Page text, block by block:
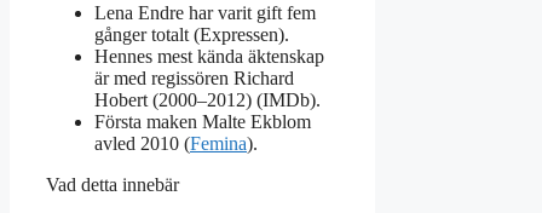
Lena Endre har varit gift fem
gånger totalt (Expressen).
Hennes mest kända äktenskap
är med regissören Richard
Hobert (2000–2012) (IMDb).
Första maken Malte Ekblom
avled 2010 (Femina).
Vad detta innebär